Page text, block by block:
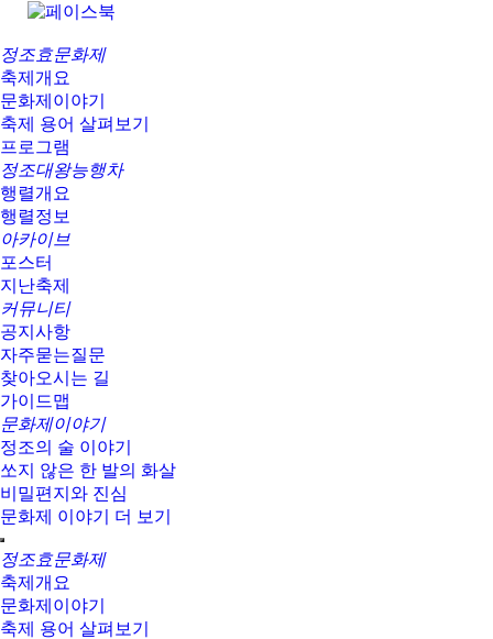
정조효문화제
축제개요
문화제이야기
축제 용어 살펴보기
프로그램
정조대왕능행차
행렬개요
행렬정보
아카이브
포스터
지난축제
커뮤니티
공지사항
자주묻는질문
찾아오시는 길
가이드맵
문화제이야기
정조의 술 이야기
쏘지 않은 한 발의 화살
비밀편지와 진심
문화제 이야기 더 보기
정조효문화제
축제개요
문화제이야기
축제 용어 살펴보기